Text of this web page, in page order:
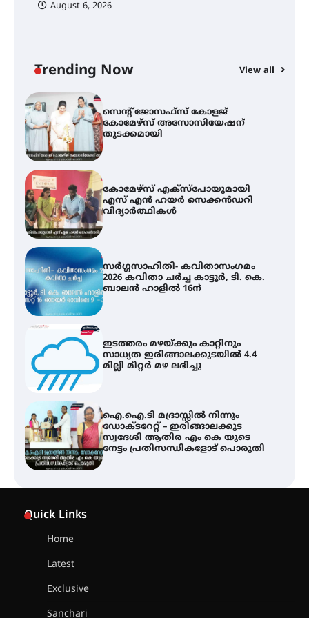
August 6, 2026
Trending Now View all
കോമേഴ്സ് എക്സ്പോയുമായി
എസ് എൻ ഹയർ സെക്കൻഡറി
വിദ്യാർത്ഥികൾ
സർഗ്ഗസാഹിതി- കവിതാസംഗമം
2026 കവിതാ ചർച്ച കാട്ടൂർ, ടി. കെ.
ബാലൻ ഹാളിൽ 16ന്
ഇടത്തരം മഴയ്ക്കും കാറ്റിനും
സാധ്യത ഇരിങ്ങാലക്കുടയിൽ 4.4
മില്ലി മീറ്റർ മഴ ലഭിച്ചു
ഐ.ഐ.ടി മദ്രാസ്സിൽ നിന്നും
ഡോക്ടറേറ്റ് – ഇരിങ്ങാലക്കുട
സ്വദേശി ആതിര എം കെ യുടെ
നേട്ടം പ്രതിസന്ധികളോട് പൊരുതി
ട്യുണീഷ്യൻ ചിത്രം ” ദി വോയിസ്
ഓഫ് ഹിന്ദ് റജബ് ” ഇരിങ്ങാലക്കുട
ഫിലിം സൊസൈറ്റി ആഗസ്റ്റ് 7
വെള്ളിയാഴ്ച സ്‌ക്രീൻ ചെയ്യുന്നു
Quick Links
Home
Latest
Exclusive
Sanchari